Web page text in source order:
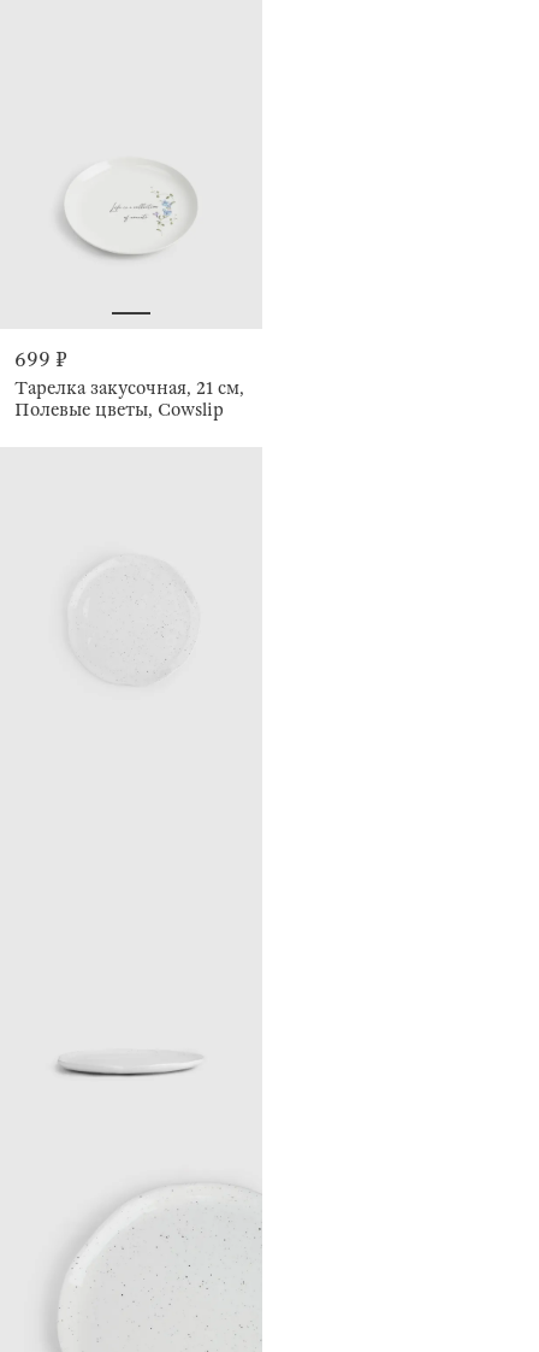
699 ₽
Тарелка закусочная, 21 см,
Полевые цветы, Cowslip